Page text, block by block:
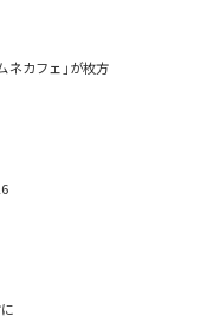
ネカフェ｣が枚方